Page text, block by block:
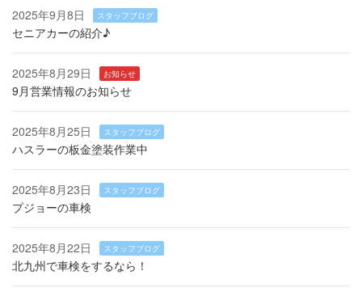
2025年9月8日 スタッフブログ
セニアカーの紹介♪
2025年8月29日 お知らせ
9月営業情報のお知らせ
2025年8月25日 スタッフブログ
ハスラーの板金塗装作業中
2025年8月23日 スタッフブログ
プジョーの車検
2025年8月22日 スタッフブログ
北九州で車検をするなら！